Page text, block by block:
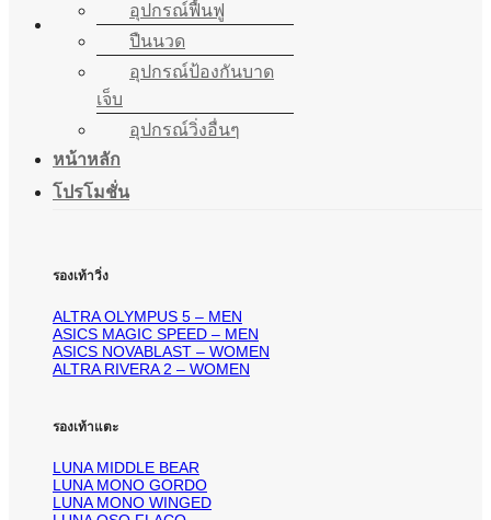
อุปกรณ์ฟื้นฟู
ปืนนวด
อุปกรณ์ป้องกันบาด
เจ็บ
อุปกรณ์วิ่งอื่นๆ
หน้าหลัก
โปรโมชั่น
รองเท้าวิ่ง
ALTRA OLYMPUS 5 – MEN
ASICS MAGIC SPEED – MEN
ASICS NOVABLAST – WOMEN
ALTRA RIVERA 2 – WOMEN
รองเท้าแตะ
LUNA MIDDLE BEAR
LUNA MONO GORDO
LUNA MONO WINGED